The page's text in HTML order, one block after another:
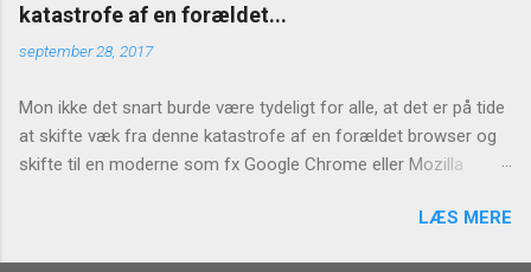
katastrofe af en forældet...
september 28, 2017
Mon ikke det snart burde være tydeligt for alle, at det er på tide
at skifte væk fra denne katastrofe af en forældet browser og
skifte til en moderne som fx Google Chrome eller Mozilla
laekker-hvad-end-du-skriver-adressefeltet-1081127LÆS MERE